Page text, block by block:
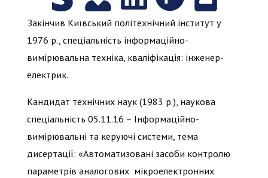
Закінчив Київський політехнічний інститут у
1976 р., спеціальність інформаційно-
вимірювальна техніка, кваліфікація: інженер-
електрик.
Кандидат технічних наук (1983 р.), наукова
спеціальність 05.11.16 – Інформаційно-
вимірювальні та керуючі системи, тема
дисертації: «Автоматизовані засоби контролю
параметрів аналогових мікроелектронних